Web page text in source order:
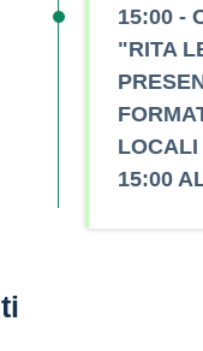
15:00 -
"RITA
15:00